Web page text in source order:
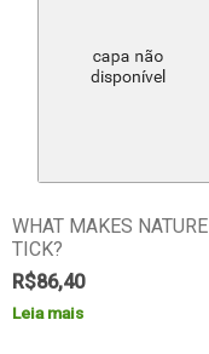
WHAT MAKES NATURE
TICK?
R$86,40
Leia mais